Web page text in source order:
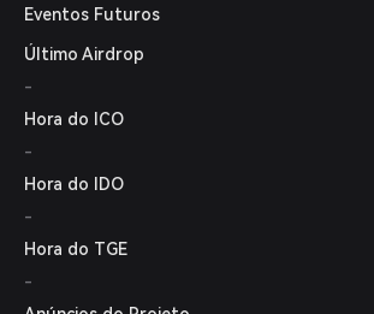
Eventos Futuros
Último Airdrop
-
Hora do ICO
-
Hora do IDO
-
Hora do TGE
-